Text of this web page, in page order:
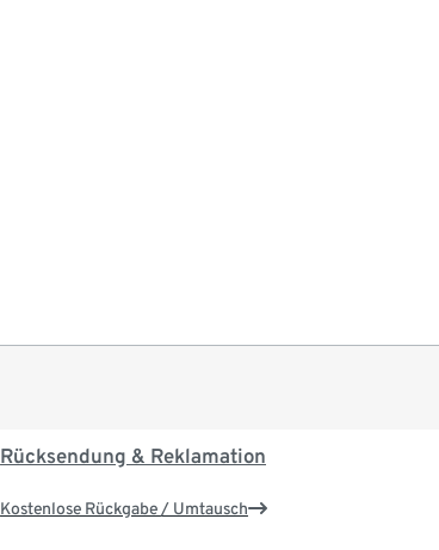
Rücksendung & Reklamation
Kostenlose Rückgabe / Umtausch